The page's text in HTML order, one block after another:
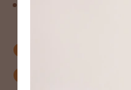
¿Como
cupón